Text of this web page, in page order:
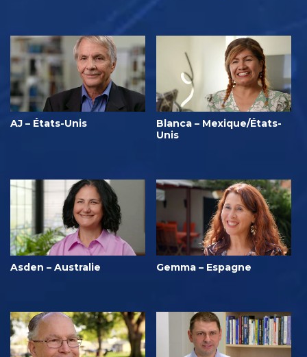
AJ – États-Unis
Blanca – Mexique/États-
Unis
Asden – Australie Gemma – Espagne